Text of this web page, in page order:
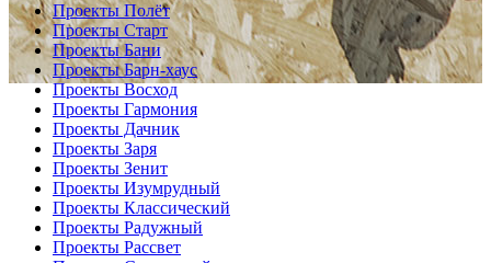
Проекты Полёт
Проекты Старт
Проекты Бани
Проекты Барн-хаус
Проекты Восход
Проекты Гармония
Проекты Дачник
Проекты Заря
Проекты Зенит
Проекты Изумрудный
Проекты Классический
Проекты Радужный
Проекты Рассвет